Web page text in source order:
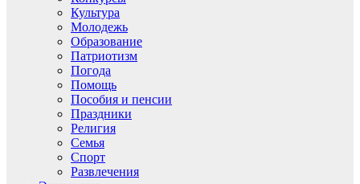
Культура
Молодежь
Образование
Патриотизм
Погода
Помощь
Пособия и пенсии
Праздники
Религия
Семья
Спорт
Развлечения